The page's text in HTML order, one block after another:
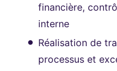
financière,
interne
Réalisation de
processus et